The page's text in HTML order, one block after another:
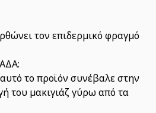
τον επιδερμικό φραγμό
το προϊόν συνέβαλε στην
του μακιγιάζ γύρω από τα